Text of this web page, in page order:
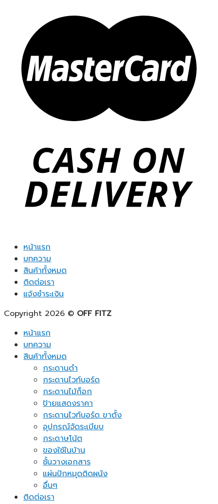
หน้าแรก
บทความ
สินค้าทั้งหมด
ติดต่อเรา
แจ้งชำระเงิน
Copyright 2026 © OFF FITZ
หน้าแรก
บทความ
สินค้าทั้งหมด
กระดานดำ
กระดานไวท์บอร์ด
กระดานไม้ก็อก
ป้ายแสดงราคา
กระดานไวท์บอร์ด ขาตั้ง
อุปกรณ์จัดระเบียบ
กระดาษโน้ต
ของใช้ในบ้าน
ชั้นวางเอกสาร
แผ่นปักหมุดติดผนัง
อื่นๆ
ติดต่อเรา